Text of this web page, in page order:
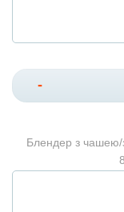
-
Блендер з чашею/